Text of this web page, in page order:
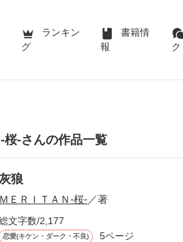
ランキン
グ
書籍情
報
ク
桜-さんの作品一覧
灰狼
ＭＥＲＩＴＡＮ-桜-／著
文字数/2,177
恋愛(キケン・ダーク・不良) 5ページ